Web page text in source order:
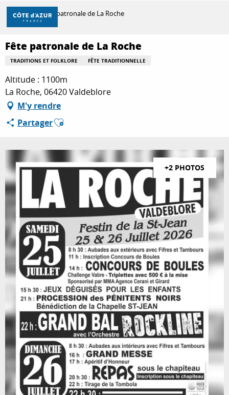
Aller
contenu
principal
DÉCOUVRIR
À FAIRE
SÉJOURNER
Accueil Fête patronale de La Roche
Fête patronale de La Roche
TRADITIONS ET FOLKLORE FÊTE TRADITIONNELLE
Altitude : 1100m
La Roche, 06420 Valdeblore
M'y rendre
PartagerAjouter aux favoris
+2 PHOTOS